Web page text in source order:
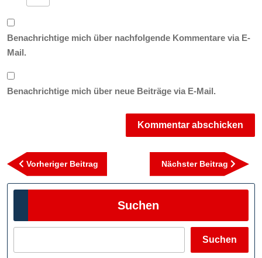
Benachrichtige mich über nachfolgende Kommentare via E-
Mail.
Benachrichtige mich über neue Beiträge via E-Mail.
Beitragsnavigation
Vorheriger Beitrag
Beitrag
Nächster Beitrag
Suchen
Suchen